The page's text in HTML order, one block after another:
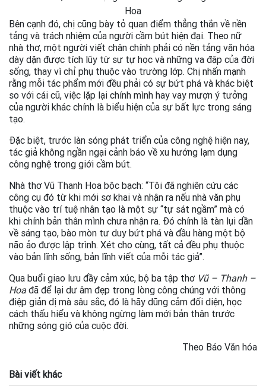
Hoa
Bên cạnh đó, chị cũng bày tỏ quan điểm thẳng thắn về nền
tảng và trách nhiệm của người cầm bút hiện đại. Theo nữ
nhà thơ, một người viết chân chính phải có nền tảng văn hóa
dày dặn được tích lũy từ sự tự học và những va đập của đời
sống, thay vì chỉ phụ thuộc vào trường lớp. Chị nhấn mạnh
rằng mỗi tác phẩm mới đều phải có sự bứt phá và khác biệt
so với cái cũ, việc lặp lại chính mình hay vay mượn ý tưởng
của người khác chính là biểu hiện của sự bất lực trong sáng
tạo.
Đặc biệt, trước làn sóng phát triển của công nghệ hiện nay,
tác giả không ngần ngại cảnh báo về xu hướng lạm dụng
công nghệ trong giới cầm bút.
Nhà thơ Vũ Thanh Hoa bộc bạch: “Tôi đã nghiên cứu các
công cụ đó từ khi mới sơ khai và nhận ra nếu nhà văn phụ
thuộc vào trí tuệ nhân tạo là một sự “tự sát ngầm” mà có
khi chính bản thân mình chưa nhận ra. Đó chính là tàn lụi dần
về sáng tạo, bào mòn tư duy bứt phá và đầu hàng một bộ
não ảo được lập trình. Xét cho cùng, tất cả đều phụ thuộc
vào bản lĩnh sống, bản lĩnh viết của mỗi tác giả”.
Qua buổi giao lưu đầy cảm xúc, bộ ba tập thơ Vũ – Thanh –
Hoa đã để lại dư âm đẹp trong lòng công chúng với thông
điệp giản dị mà sâu sắc, đó là hãy dũng cảm đối diện, học
cách thấu hiểu và không ngừng làm mới bản thân trước
những sóng gió của cuộc đời.
Theo Báo Văn hóa
Bài viết khác